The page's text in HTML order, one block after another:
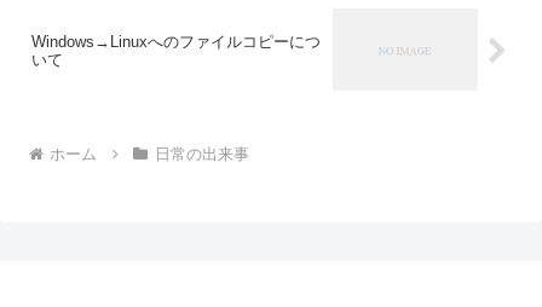
Windows→Linuxへのファイルコピーにつ
いて
ホーム 日常の出来事